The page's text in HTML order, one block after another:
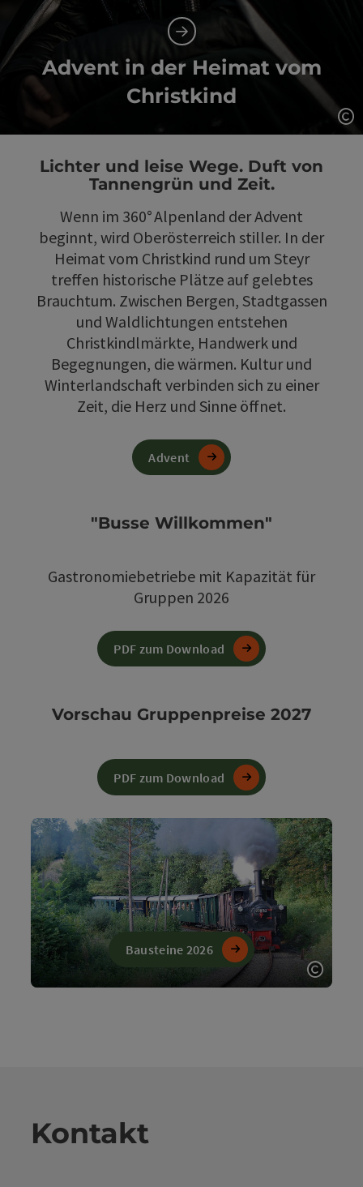
Advent in der Heimat vom
Christkind
Lichter und leise Wege. Duft von
Tannengrün und Zeit.
Wenn im 360° Alpenland der Advent
beginnt, wird Oberösterreich stiller. In der
Heimat vom Christkind rund um Steyr
treffen historische Plätze auf gelebtes
Brauchtum. Zwischen Bergen, Stadtgassen
und Waldlichtungen entstehen
Christkindlmärkte, Handwerk und
Begegnungen, die wärmen. Kultur und
Winterlandschaft verbinden sich zu einer
Zeit, die Herz und Sinne öffnet.
Advent
"Busse Willkommen"
Gastronomiebetriebe mit Kapazität für
Gruppen 2026
PDF zum Download
Vorschau Gruppenpreise 2027
PDF zum Download
Bausteine 2026
Kontakt